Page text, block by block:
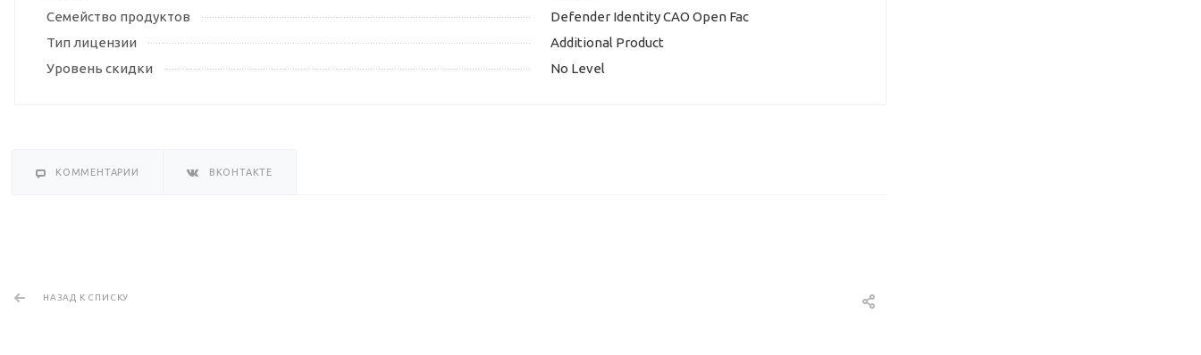
Семейство продуктов
Defender Identity CAO Open Fac
Тип лицензии
Additional Product
Уровень скидки
No Level
КОММЕНТАРИИ ВКОНТАКТЕ
НАЗАД К СПИСКУ